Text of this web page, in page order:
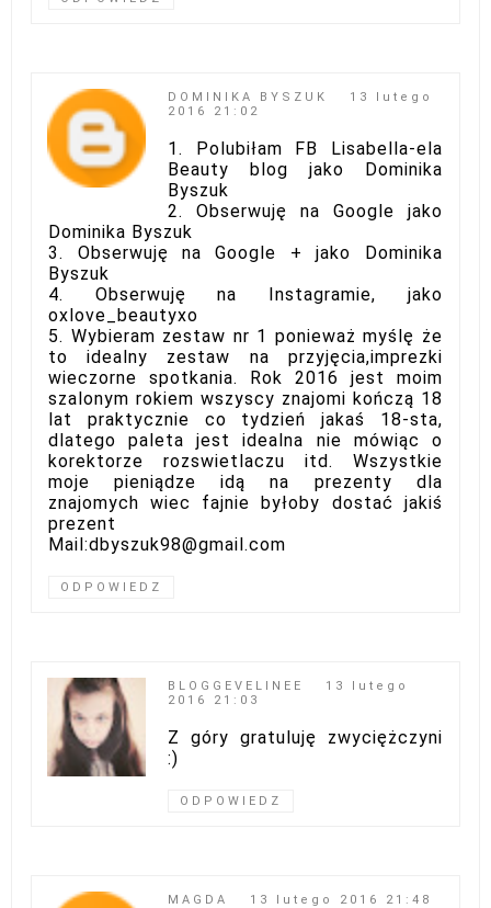
DOMINIKA BYSZUK
13 lutego
2016 21:02
1. Polubiłam FB Lisabella-ela
Beauty blog jako Dominika
Byszuk
2. Obserwuję na Google jako
Dominika Byszuk
3. Obserwuję na Google + jako Dominika
Byszuk
4. Obserwuję na Instagramie, jako
oxlove_beautyxo
5. Wybieram zestaw nr 1 ponieważ myślę że
to idealny zestaw na przyjęcia,imprezki
wieczorne spotkania. Rok 2016 jest moim
szalonym rokiem wszyscy znajomi kończą 18
lat praktycznie co tydzień jakaś 18-sta,
dlatego paleta jest idealna nie mówiąc o
korektorze rozswietlaczu itd. Wszystkie
moje pieniądze idą na prezenty dla
znajomych wiec fajnie byłoby dostać jakiś
prezent
Mail:dbyszuk98@gmail.com
ODPOWIEDZ
BLOGGEVELINEE
13 lutego
2016 21:03
Z góry gratuluję zwyciężczyni
:)
ODPOWIEDZ
MAGDA 13 lutego 2016 21:48